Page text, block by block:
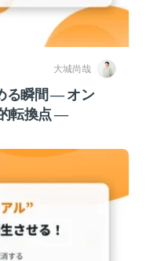
大城尚哉
る瞬間 ― オン
転換点 ―